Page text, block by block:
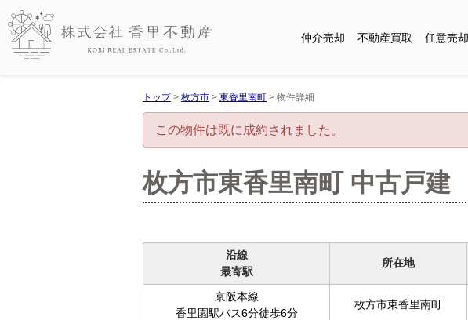
仲介売却 不動産買取 任意売却
トップ> 枚方市 > 東香里南町 > 物件詳細
この物件は既に成約されました。
枚方市東香里南町 中古戸建
沿線
最寄駅
所在地
京阪本線
香里園駅バス6分徒歩6分
枚方市東香里南町